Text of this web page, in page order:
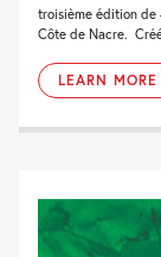
troisième édition de
Côte de Nacre.
LEARN MORE